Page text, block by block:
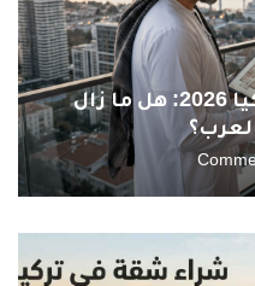
الاستثمار العقاري في تركيا 2026: هل ما زال